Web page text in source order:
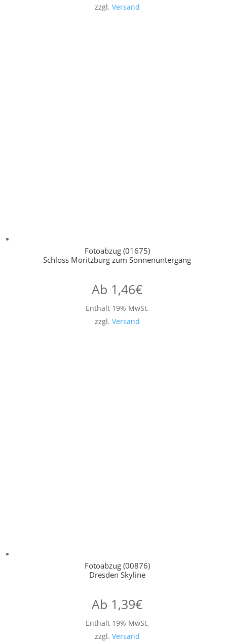
zzgl. Versand
Fotoabzug (01675)
Schloss Moritzburg zum Sonnenuntergang
Ab 1,46€
Enthält 19% MwSt.
zzgl. Versand
Fotoabzug (00876)
Dresden Skyline
Ab 1,39€
Enthält 19% MwSt.
zzgl. Versand